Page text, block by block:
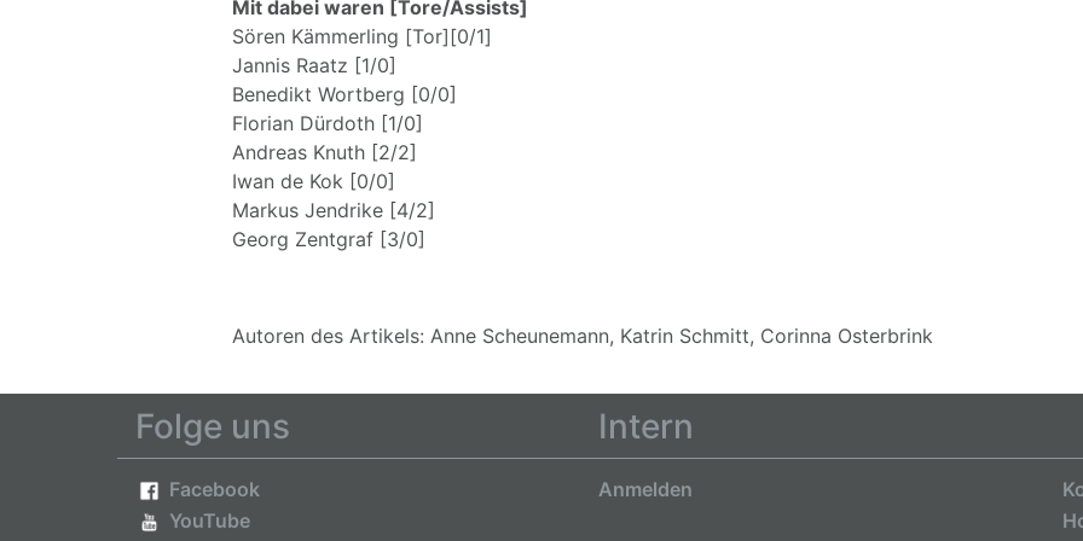
Mit dabei waren [Tore/Assists]
Sören Kämmerling [Tor][0/1]
Jannis Raatz [1/0]
Benedikt Wortberg [0/0]
Florian Dürdoth [1/0]
Andreas Knuth [2/2]
Iwan de Kok [0/0]
Markus Jendrike [4/2]
Georg Zentgraf [3/0]
Autoren des Artikels: Anne Scheunemann, Katrin Schmitt, Corinna Osterbrink
Folge uns
Facebook
YouTube
Intern
Anmelden